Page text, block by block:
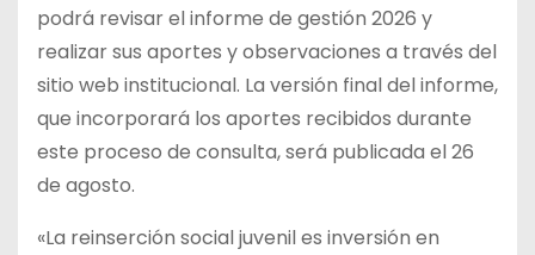
podrá revisar el informe de gestión 2026 y
realizar sus aportes y observaciones a través del
sitio web institucional. La versión final del informe,
que incorporará los aportes recibidos durante
este proceso de consulta, será publicada el 26
de agosto.
«La reinserción social juvenil es inversión en